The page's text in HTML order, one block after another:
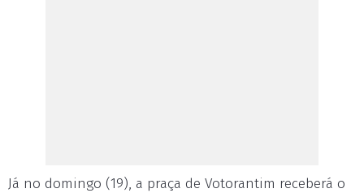
Já no domingo (19), a praça de Votorantim receberá o